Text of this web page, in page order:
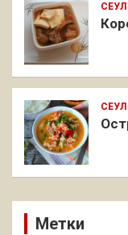
СЕУЛ
СЕУЛ
Метки